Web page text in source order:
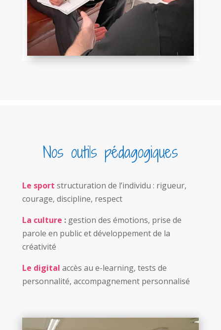
Nos outils pédagogiques
Le sport structuration de l’individu : rigueur,
courage, discipline, respect
La culture : gestion des émotions, prise de
parole en public et développement de la
créativité
Le digital accès au e-learning, tests de
personnalité, accompagnement personnalisé